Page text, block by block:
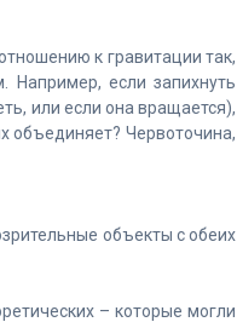
к гравитации так,
Например, если запихнуть
или если она вращается),
объединяет? Червоточина,
объекты с обеих
– которые могли